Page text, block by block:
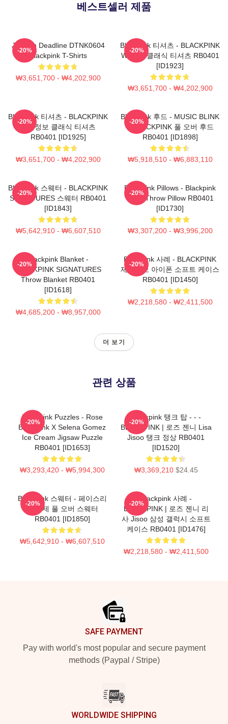
베스트셀러 제품
Jisoo In Deadline DTNK0604
Blackpink T-Shirts
₩3,651,700 - ₩4,202,900
-20%
Blackpink 티셔츠 - BLACKPINK
Whistle 클래식 티셔츠 RB0401
[ID1923]
₩3,651,700 - ₩4,202,900
-20%
Blackpink 티셔츠 - BLACKPINK
제품정보 클래식 티셔츠
RB0401 [ID1925]
₩3,651,700 - ₩4,202,900
-20%
Blackpink 후드 - MUSIC BLINK
:: BLACKPINK 풀 오버 후드
RB0401 [ID1898]
₩5,918,510 - ₩6,883,110
-20%
Blackpink 스웨터 - BLACKPINK
SIGNATURES 스웨터 RB0401
[ID1843]
₩5,642,910 - ₩6,607,510
-20%
Blackpink Pillows - Blackpink
Rosé Throw Pillow RB0401
[ID1730]
₩3,307,200 - ₩3,996,200
-20%
Blackpink Blanket -
BLACKPINK SIGNATURES
Throw Blanket RB0401
[ID1618]
₩4,685,200 - ₩8,957,000
-20%
Blackpink 사례 - BLACKPINK
제품정보 아이폰 소프트 케이스
RB0401 [ID1450]
₩2,218,580 - ₩2,411,500
-20%
더 보기
관련 상품
Blackpink Puzzles - Rose
BlackPink X Selena Gomez
Ice Cream Jigsaw Puzzle
RB0401 [ID1653]
₩3,293,420 - ₩5,994,300
-20%
Blackpink 탱크 탑 - - -
BLACKPINK | 로즈 젠니 Lisa
Jisoo 탱크 정상 RB0401
[ID1520]
₩3,369,210 $24.45
-20%
Blackpink 스웨터 - 페이스리
스 로제 풀 오버 스웨터
RB0401 [ID1850]
₩5,642,910 - ₩6,607,510
-20%
Blackpink 사례 -
BLACKPINK | 로즈 젠니 리
사 Jisoo 삼성 갤럭시 소프트
케이스 RB0401 [ID1476]
₩2,218,580 - ₩2,411,500
-20%
SAFE PAYMENT
Pay with world's most popular and secure payment
methods (Paypal / Stripe)
WORLDWIDE SHIPPING